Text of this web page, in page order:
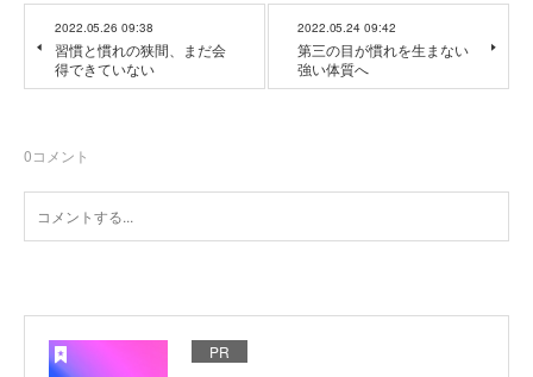
2022.05.26 09:38
習慣と慣れの狭間、まだ会
得できていない
2022.05.24 09:42
第三の目が慣れを生まない
強い体質へ
0コメント
PR